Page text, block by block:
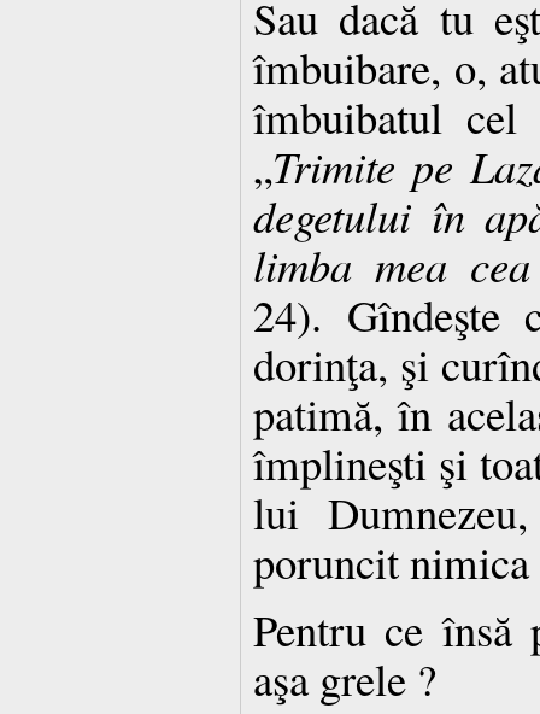
Sau dacă tu
îmbuibare, o,
îmbuibatul
„Trimite pe
degetului în
limba mea
24). Gîndeşte
dorinţa, şi
patimă, în
împlineşti şi
lui
poruncit nimica
Pentru ce
aşa grele ?